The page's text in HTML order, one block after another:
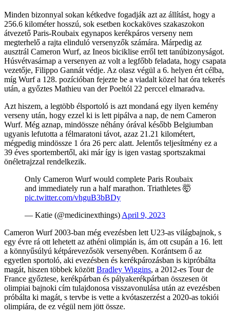
Minden bizonnyal sokan kétkedve fogadják azt az állítást, hogy a
256.6 kilométer hosszú, sok esetben kockaköves szakaszokon
átvezető Paris-Roubaix egynapos kerékpáros verseny nem
megterhelő a rajta elinduló versenyzők számára. Márpedig az
ausztrál Cameron Wurf, az Ineos biciklise erről tett tanúbizonyságot.
Húsvétvasárnap a versenyen az volt a legfőbb feladata, hogy csapata
vezetője, Filippo Gannát védje. Az olasz végül a 6. helyen ért célba,
míg Wurf a 128. pozícióban fejezte be a viadalt közel hat óra tekerés
után, a győztes Mathieu van der Poeltól 22 perccel elmaradva.
Azt hiszem, a legtöbb élsportoló is azt mondaná egy ilyen kemény
verseny után, hogy ezzel ki is lett pipálva a nap, de nem Cameron
Wurf. Még aznap, mindössze néhány órával később Belgiumban
ugyanis lefutotta a félmaratoni távot, azaz 21.21 kilométert,
mégpedig mindössze 1 óra 26 perc alatt. Jelentős teljesítmény ez a
39 éves sportembertől, aki már így is igen vastag sportszakmai
önéletrajzzal rendelkezik.
Only Cameron Wurf would complete Paris Roubaix
and immediately run a half marathon. Triathletes 🤯
pic.twitter.com/vhguB3bBDy
— Katie (@medicinexthings) April 9, 2023
Cameron Wurf 2003-ban még evezésben lett U23-as világbajnok, s
egy évre rá ott lehetett az athéni olimpián is, ám ott csupán a 16. lett
a könnyűsúlyú kétpárevezősök versenyében. Korántsem ő az
egyetlen sportoló, aki evezésben és kerékpározásban is kipróbálta
magát, hiszen többek között Bradley Wiggins, a 2012-es Tour de
France győztese, kerékpárban és pályakerékpárban összesen öt
olimpiai bajnoki cím tulajdonosa visszavonulása után az evezésben
próbálta ki magát, s tervbe is vette a kvótaszerzést a 2020-as tokiói
olimpiára, de ez végül nem jött össze.